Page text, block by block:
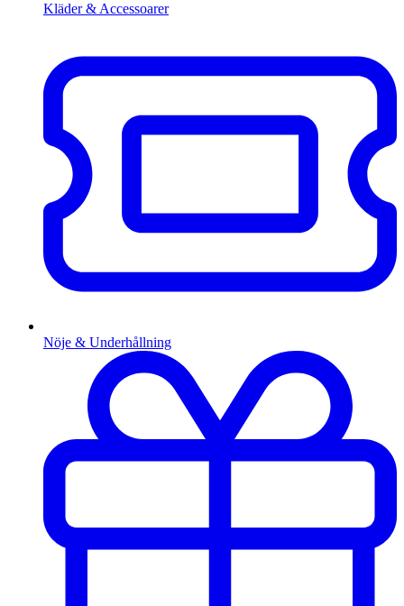
Kläder & Accessoarer
Nöje & Underhållning